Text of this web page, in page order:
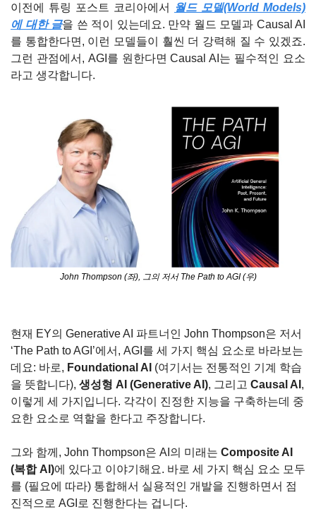
이전에 튜링 포스트 코리아에서
월드 모델(World Models)
에 대한 글을 쓴 적이 있는데요. 만약 월드 모델과 Causal AI
를 통합한다면, 이런 모델들이 훨씬 더 강력해 질 수 있겠죠.
그런 관점에서, AGI를 원한다면 Causal AI는 필수적인 요소
라고 생각합니다.
John Thompson (좌), 그의 저서 The Path to AGI (우)
현재 EY의 Generative AI 파트너인 John Thompson은 저서
‘The Path to AGI’에서, AGI를 세 가지 핵심 요소로 바라보는
데요: 바로, Foundational AI (여기서는 전통적인 기계 학습
을 뜻합니다), 생성형 AI (Generative AI), 그리고 Causal AI ,
이렇게 세 가지입니다. 각각이 진정한 지능을 구축하는데 중
요한 요소로 역할을 한다고 주장합니다.
그와 함께, John Thompson은 AI의 미래는 Composite AI
(복합 AI)에 있다고 이야기해요. 바로 세 가지 핵심 요소 모두
를 (필요에 따라) 통합해서 실용적인 개발을 진행하면서 점
진적으로 AGI로 진행한다는 겁니다.